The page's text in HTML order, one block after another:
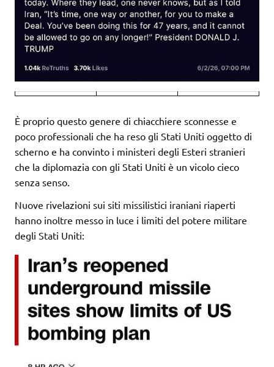
È proprio questo genere di chiacchiere sconnesse e
poco professionali che ha reso gli Stati Uniti oggetto di
scherno e ha convinto i ministeri degli Esteri stranieri
che la diplomazia con gli Stati Uniti è un vicolo cieco
senza senso.
Nuove rivelazioni sui siti missilistici iraniani riaperti
hanno inoltre messo in luce i limiti del potere militare
degli Stati Uniti: